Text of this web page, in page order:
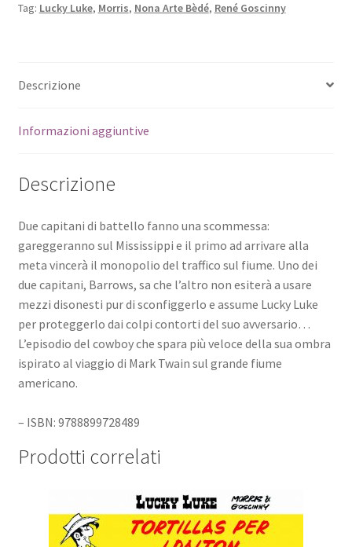
Tag: Lucky Luke, Morris, Nona Arte Bèdé, René Goscinny
Descrizione
Informazioni aggiuntive
Descrizione
Due capitani di battello fanno una scommessa:
gareggeranno sul Mississippi e il primo ad arrivare alla
meta vincerà il monopolio del traffico sul fiume. Uno dei
due capitani, Barrows, sa che l’altro non esiterà a usare
mezzi disonesti pur di sconfiggerlo e assume Lucky Luke
per proteggerlo dai colpi contorti del suo avversario…
L’episodio del cowboy che spara più veloce della sua ombra
ispirato al viaggio di Mark Twain sul grande fiume
americano.
– ISBN: 9788899728489
Prodotti correlati